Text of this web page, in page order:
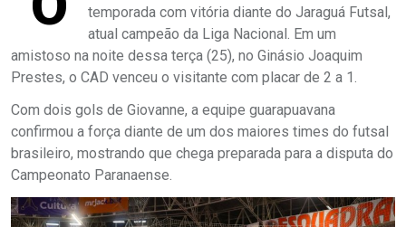
temporada com vitória diante do Jaraguá Futsal,
atual campeão da Liga Nacional. Em um
amistoso na noite dessa terça (25), no Ginásio Joaquim
Prestes, o CAD venceu o visitante com placar de 2 a 1.
Com dois gols de Giovanne, a equipe guarapuavana
confirmou a força diante de um dos maiores times do futsal
brasileiro, mostrando que chega preparada para a disputa do
Campeonato Paranaense.